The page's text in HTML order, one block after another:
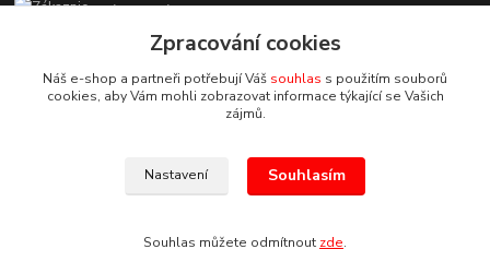
Zákaznická podpora StuhyLevně.cz
+420 725 618 353
(Po-Pá, 8-16 hod.)
adamoliver@seznam.cz
Zpracování cookies
Náš e-shop a partneři potřebují Váš souhlas s použitím souborů
cookies, aby Vám mohli zobrazovat informace týkající se Vašich
zájmů.
Nastavení Souhlasím
Souhlas můžete odmítnout zde.